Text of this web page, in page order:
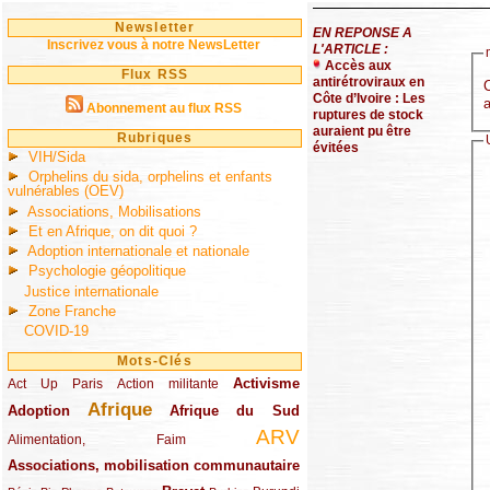
Newsletter
Inscrivez vous à notre NewsLetter
Flux RSS
Abonnement au flux RSS
Rubriques
VIH/Sida
Orphelins du sida, orphelins et enfants
vulnérables (OEV)
Associations, Mobilisations
Et en Afrique, on dit quoi ?
Adoption internationale et nationale
Psychologie géopolitique
Justice internationale
Zone Franche
COVID-19
Mots-Clés
Act Up Paris
(49/289) Action militante
(32/289) Activisme
(73/289)
Adoption
(82/289) Afrique
(161/289) Afrique du Sud
(73/289)
Alimentation, Faim
(48/289) ARV
(203/289)
Associations, mobilisation communautaire
(65/289)
EN REPONSE A
L'ARTICLE :
Accès aux
antirétroviraux en
Côte d’Ivoire : Les
ruptures de stock
auraient pu être
évitées